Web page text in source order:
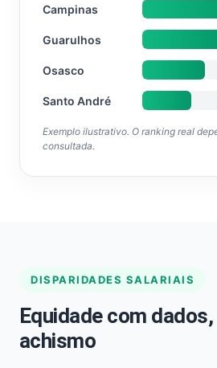
Campinas
Guarulhos
Osasco
Santo André
Exemplo ilustrativo. O ranking real
consultada.
DISPARIDADES SALARIAIS
Equidade com
achismo